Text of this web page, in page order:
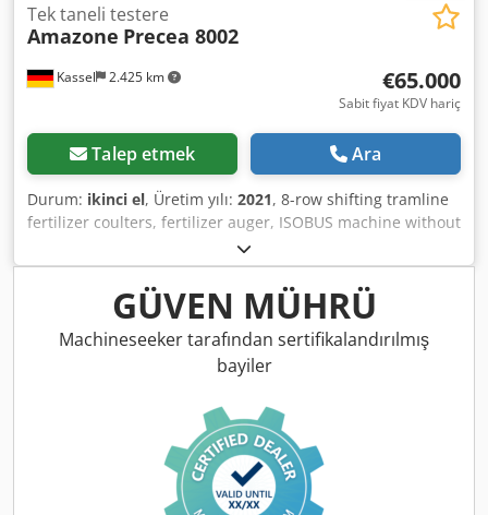
Kassel 2.425 km
Tek taneli testere
Amazone Precea 8002
€65.000
Sabit fiyat KDV hariç
Talep etmek Ara
Durum: ikinci el, Üretim yılı: 2021, 8-row shifting tramline
fertilizer coulters, fertilizer auger, ISOBUS machine without
terminal. Area: 1.011 ha. Dedjtgpf Uopfx Ai Nock
GÜVEN MÜHRÜ
Machineseeker tarafından sertifikalandırılmış
bayiler